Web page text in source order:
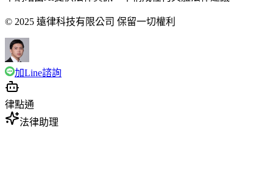
© 2025 遠律科技有限公司 保留一切權利
加Line諮詢
律點通
法律助理